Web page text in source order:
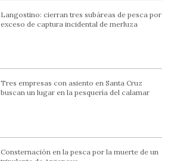
Langostino: cierran tres subáreas de pesca por
exceso de captura incidental de merluza
Tres empresas con asiento en Santa Cruz
buscan un lugar en la pesquería del calamar
Consternación en la pesca por la muerte de un